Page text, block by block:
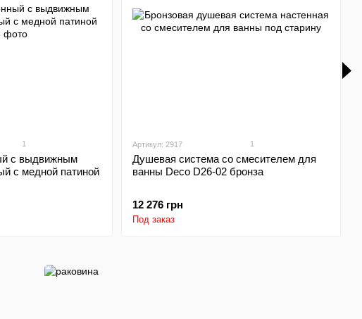
1
с выдвижным
с медной патиной
Артикул: 2917 1
Душевая система со смесителем для
ванны Deco D26-02 бронза
12 276 грн
Под заказ